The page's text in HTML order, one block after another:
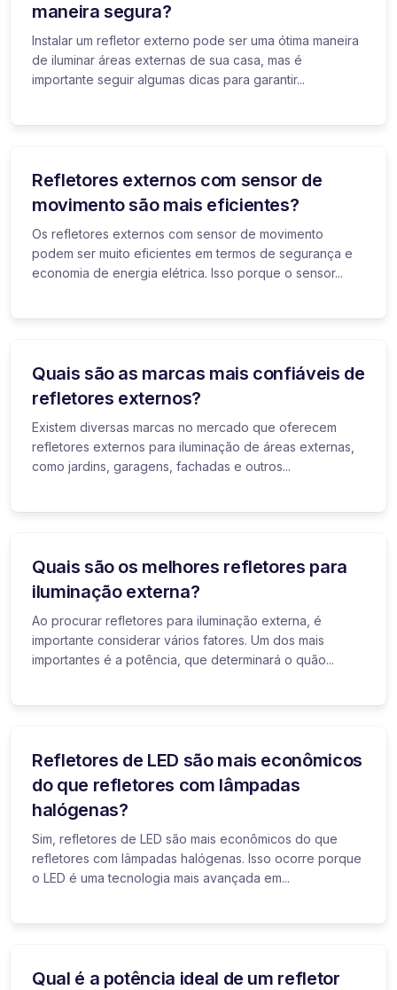
maneira segura?
Instalar um refletor externo pode ser uma ótima maneira
de iluminar áreas externas de sua casa, mas é
importante seguir algumas dicas para garantir...
Refletores externos com sensor de
movimento são mais eficientes?
Os refletores externos com sensor de movimento
podem ser muito eficientes em termos de segurança e
economia de energia elétrica. Isso porque o sensor...
Quais são as marcas mais confiáveis de
refletores externos?
Existem diversas marcas no mercado que oferecem
refletores externos para iluminação de áreas externas,
como jardins, garagens, fachadas e outros...
Quais são os melhores refletores para
iluminação externa?
Ao procurar refletores para iluminação externa, é
importante considerar vários fatores. Um dos mais
importantes é a potência, que determinará o quão...
Refletores de LED são mais econômicos
do que refletores com lâmpadas
halógenas?
Sim, refletores de LED são mais econômicos do que
refletores com lâmpadas halógenas. Isso ocorre porque
o LED é uma tecnologia mais avançada em...
Qual é a potência ideal de um refletor